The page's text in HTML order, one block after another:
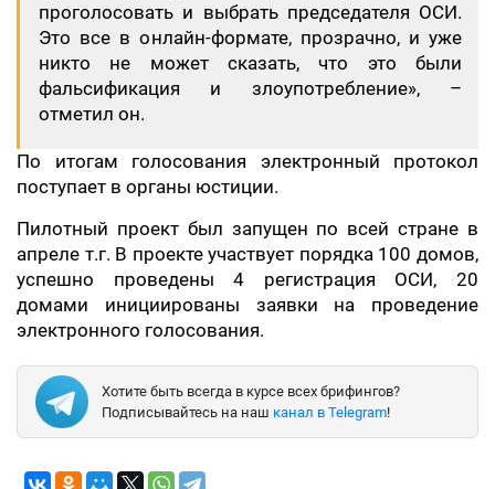
проголосовать и выбрать председателя ОСИ.
Это все в онлайн-формате, прозрачно, и уже
никто не может сказать, что это были
фальсификация и злоупотребление», –
отметил он.
По итогам голосования электронный протокол
поступает в органы юстиции.
Пилотный проект был запущен по всей стране в
апреле т.г. В проекте участвует порядка 100 домов,
успешно проведены 4 регистрация ОСИ, 20
домами инициированы заявки на проведение
электронного голосования.
Хотите быть всегда в курсе всех брифингов?
Подписывайтесь на наш канал в Telegram!